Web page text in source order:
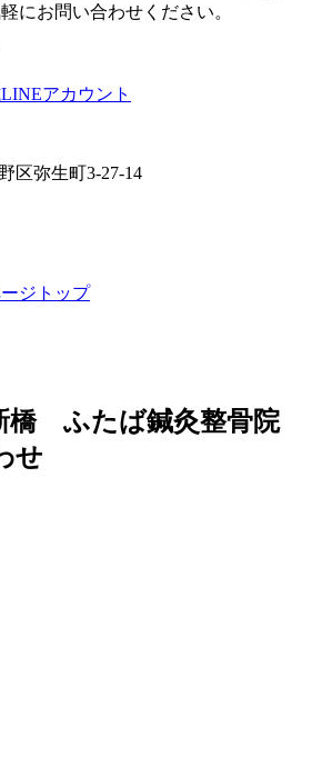
にお問い合わせください。
アカウント
区弥生町3-27-14
ジトップ
橋 ふたば鍼灸整骨院
せ